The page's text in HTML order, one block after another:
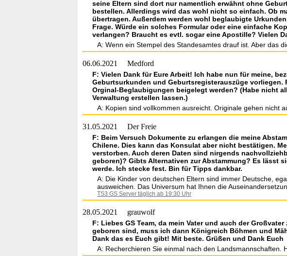
seine Eltern sind dort nur namentlich erwähnt ohne
bestellen. Allerdings wird das wohl nicht so einfach. Ob
übertragen. Außerdem werden wohl beglaubigte
Frage. Würde ein solches Formular oder eine einfache
verlangen? Braucht es evtl. sogar eine Apostille? Vielen
A: Wenn ein Stempel des Standesamtes drauf ist. Aber das
06.06.2021 Medford
F: Vielen Dank für Eure Arbeit! Ich habe nun für meine,
Geburtsurkunden und Geburtsregisterauszüge
Orginal-Beglaubigungen beigelegt werden? (Habe nicht
Verwaltung erstellen lassen.)
A: Kopien sind vollkommen ausreicht. Originale gehen nicht
31.05.2021 Der Freie
F: Beim Versuch Dokumente zu erlangen die meine
Chilene. Dies kann das Konsulat aber nicht bestätigen.
verstorben. Auch deren Daten sind nirgends
geboren)? Gibts Alternativen zur Abstammung? Es lässt
werde. Ich stecke fest. Bin für Tipps dankbar.
A: Die Kinder von deutschen Eltern sind immer Deutsche,
ausweichen. Das Universum hat Ihnen die
TS3 GS Server täglich ab 19:30 Uhr
28.05.2021 grauwolf
F: Liebes GS Team, da mein Vater und auch der
geboren sind, muss ich dann Königreich Böhmen und
Dank das es Euch gibt! Mit beste. Grüßen und Dank Euch
A: Recherchieren Sie einmal nach den Landsmannschaften.